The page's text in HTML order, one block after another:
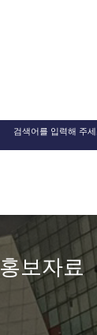
검
홍보자료